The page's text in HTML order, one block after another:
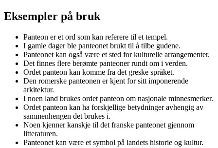
Eksempler på bruk
Panteon er et ord som kan referere til et tempel.
I gamle dager ble panteonet brukt til å tilbe gudene.
Panteonet kan også være et sted for kulturelle arrangementer.
Det finnes flere berømte panteoner rundt om i verden.
Ordet panteon kan komme fra det greske språket.
Den romerske panteonen er kjent for sitt imponerende
arkitektur.
I noen land brukes ordet panteon om nasjonale minnesmerker.
Ordet panteon kan ha forskjellige betydninger avhengig av
sammenhengen det brukes i.
Noen kjenner kanskje til det franske panteonet gjennom
litteraturen.
Panteonet kan være et symbol på landets historie og kultur.